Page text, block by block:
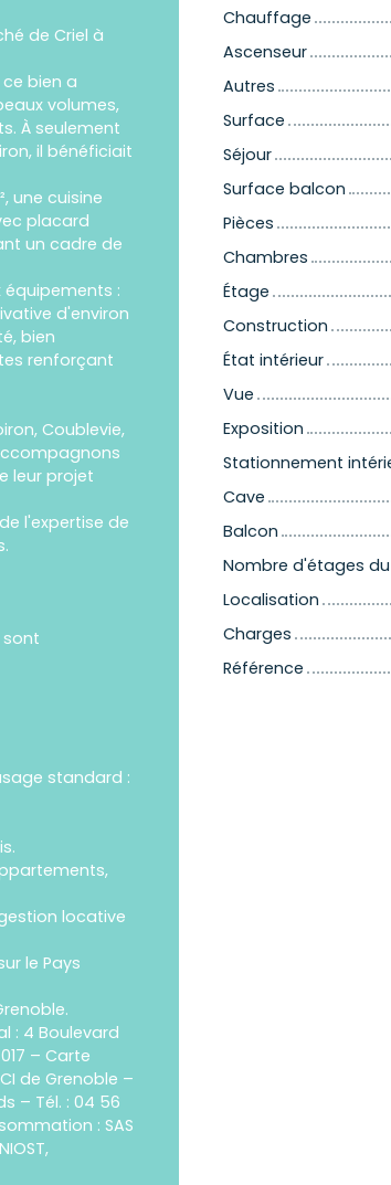
de Criel à
bien a
volumes,
À seulement
il bénéficiait
une cuisine
placard
un cadre de
:
d'environ
bien
renforçant
Coublevie,
leur projet
l'expertise de
sont
standard :
locative
le Pays
: 4 Boulevard
– Carte
de Grenoble –
– Tél. : 04 56
: SAS
Chauffage
Ascenseur
Autres
Surface
Séjour
Surface balcon
Pièces
Chambres
Étage
Construction
État intérieur
Vue
Exposition
Stationnement
Cave
Balcon
Nombre d'étages
Localisation
Charges
Référence